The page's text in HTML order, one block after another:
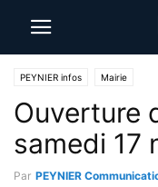
PEYNIER infos Mairie
Ouverture
samedi 17
Par PEYNIER